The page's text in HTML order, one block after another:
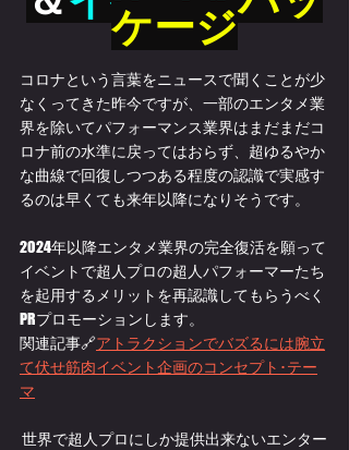
ケージ
コロナという言葉をニュースで聞くことが少
なくってきた昨今ですが、一部のエンタメ業
界を除いてパフォーマンス業界はまだまだコ
ロナ前の水準に戻ってはおらず、超ゆるやか
な曲線で回復しつつある程度の認識で実感す
るのは早くても来年以降になりそうです。
2024年以降エンタメ業界の完全復活を願って
イベントで超人プロの超人パフォーマーたち
を起用するメリットを再認識してもらうべく
PRプロモーションします。
関連記事🔗アトラクションでバズるには腕立
て伏せ筋肉イベント企画のコンセプト･テー
マ
世界で超人プロにしか提供出来ないエンター